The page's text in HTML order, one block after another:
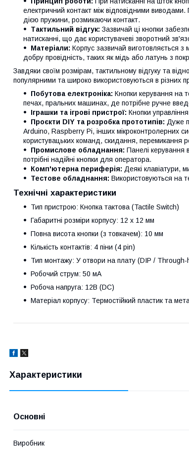
електричний контакт між відповідними
дією пружини, розмикаючи контакт.
Тактильний відгук: Зазвичай ці кнопки
натисканні, що дає користувачеві зворотний
Матеріали: Корпус зазвичай виготовляється
добру провідність, таких як мідь або латунь з
Завдяки своїм розмірам, тактильному відгуку та
популярними та широко використовуються в різних
Побутова електроніка: Кнопки керування на
печах, пральних машинах, де потрібне ручне
Іграшки та ігрові пристрої: Кнопки
Проєкти DIY та розробка прототипів: Дуже
Arduino, Raspberry Pi, інших мікроконтролерних
користувацьких команд, скидання, перемикання
Промислове обладнання: Панелі керування
потрібні надійні кнопки для оператора.
Комп'ютерна периферія: Деякі клавіатури,
Тестове обладнання: Використовуються на
Технічні характеристики
Тип пристрою: Кнопка тактова (Tactile Switch)
Габаритні розміри корпусу: 12 х 12 мм
Повна висота кнопки (з товкачем): 10 мм
Кількість контактів: 4 піни (4 pin)
Тип монтажу: У отвори на плату (DIP / Through-
Робочий струм: 50 мА
Робоча напруга: 12В (DC)
Матеріал корпусу: Термостійкий пластик та
Характеристики
Основні
Виробник